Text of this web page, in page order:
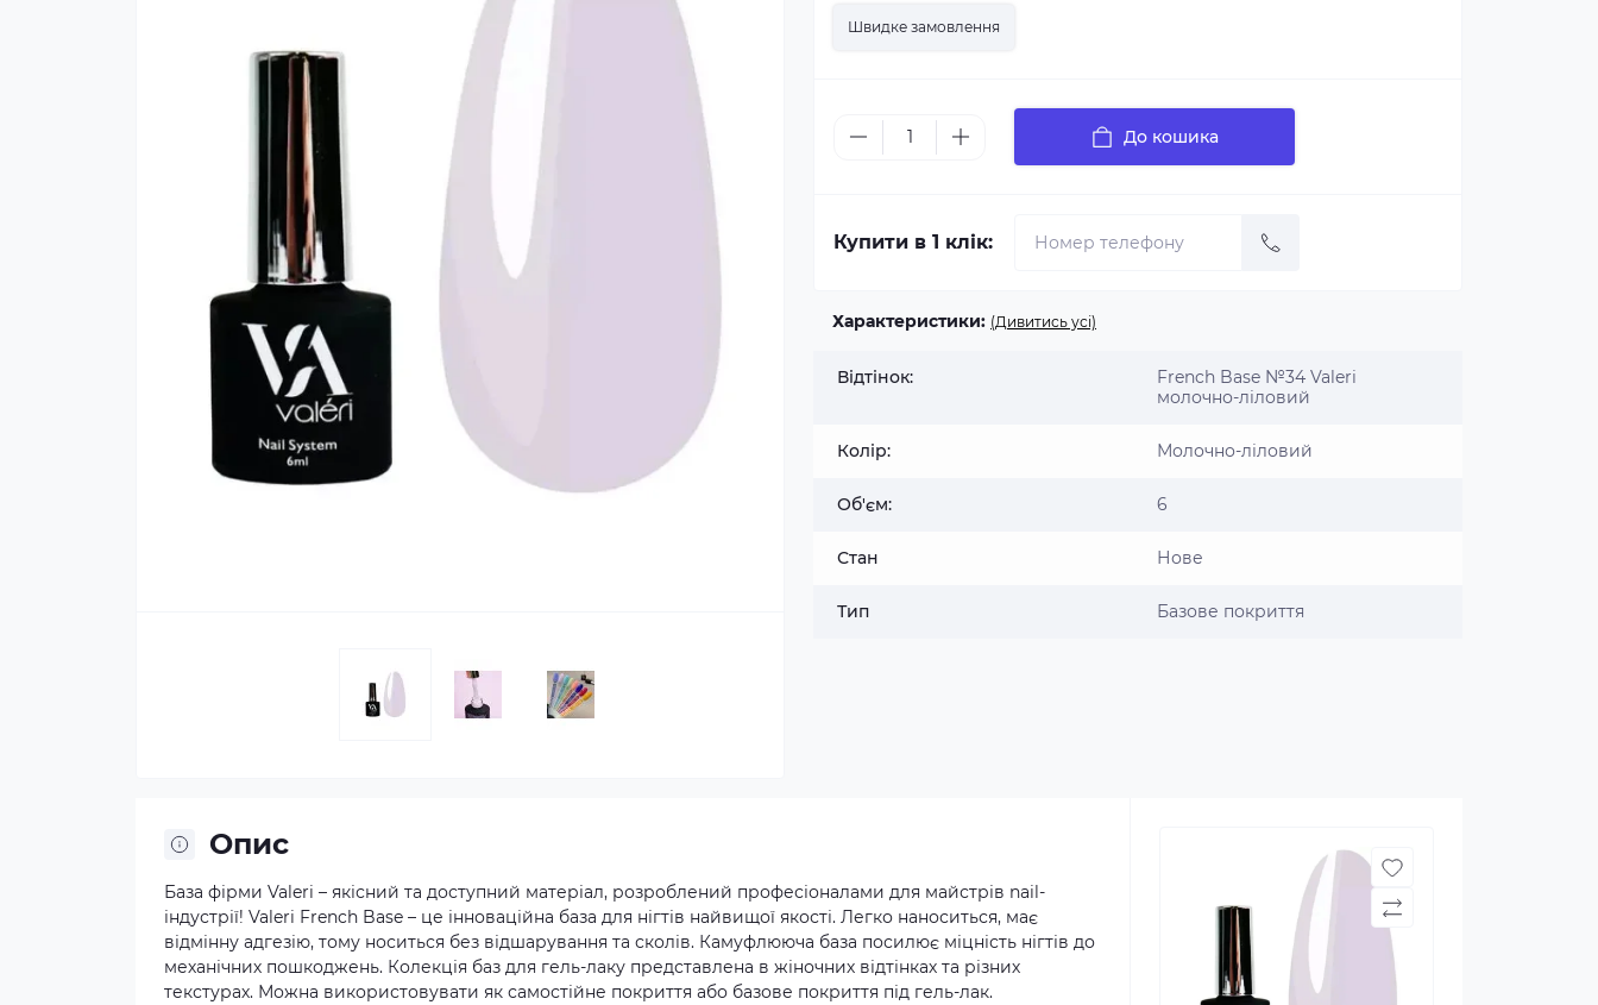
Швидке замовлення
До кошика
Купити в 1 клік:
Характеристики: (Дивитись усі)
Відтінок:
French Base №34 Valeri
молочно-ліловий
Колір: Молочно-ліловий
Об'єм: 6
Стан Нове
Тип Базове покриття
Опис
База фірми Valeri – якісний та доступний матеріал, розроблений професіоналами для майстрів nail-
індустрії! Valeri French Base – це інноваційна база для нігтів найвищої якості. Легко наноситься, має
відмінну адгезію, тому носиться без відшарування та сколів. Камуфлююча база посилює міцність нігтів до
механічних пошкоджень. Колекція баз для гель-лаку представлена в жіночних відтінках та різних
текстурах. Можна використовувати як самостійне покриття або базове покриття під гель-лак.